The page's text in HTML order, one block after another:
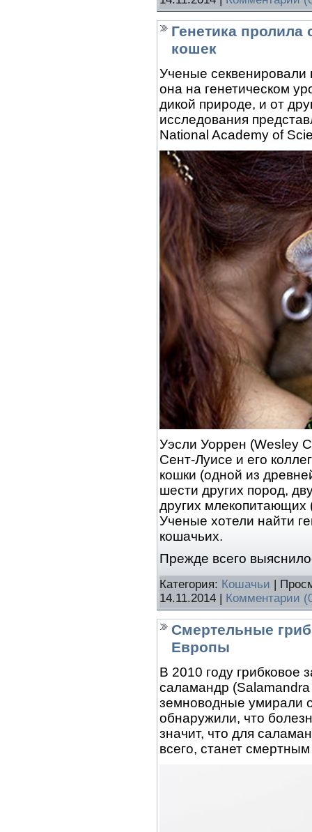
Генетика
кошек
Ученые
она на генетическом
дикой природе, и от
исследования
National Academy of
Уэсли Уоррен (Wesley
Сент-Луисе и его
кошки (одной из
шести других пород,
других млекопитающих
Ученые хотели найти
кошачьих.
Прежде всего
Категория: Кошачьи |
14.11.2014 | Комментарии
Смертельные
Европы
В 2010 году грибковое
саламандр
земноводные умирали
обнаружили, что
значит, что для
всего, станет